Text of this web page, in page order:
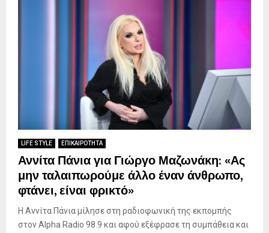
LIFE STYLE ΕΠΙΚΑΙΡΟΤΗΤΑ
Αννίτα Πάνια για Γιώργο Μαζωνάκη: «Ας
μην ταλαιπωρούμε άλλο έναν άνθρωπο,
φτάνει, είναι φρικτό»
Η Αννίτα Πάνια μίλησε στη ραδιοφωνική της εκπομπής
στον Alpha Radio 98.9 και αφού εξέφρασε τη συμπάθεια και